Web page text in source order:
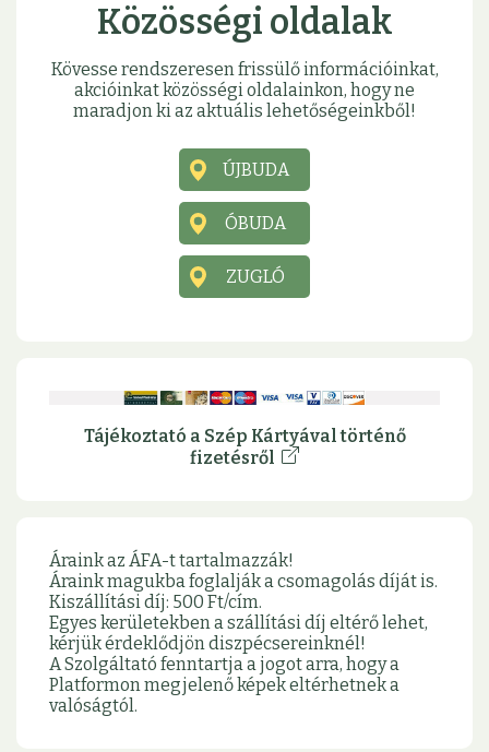
Közösségi oldalak
Kövesse rendszeresen frissülő információinkat,
akcióinkat közösségi oldalainkon, hogy ne
maradjon ki az aktuális lehetőségeinkből!
ÚJBUDA
ÓBUDA
ZUGLÓ
Tájékoztató a Szép Kártyával történő
fizetésről
Áraink az ÁFA-t tartalmazzák!
Áraink magukba foglalják a csomagolás díját is.
Kiszállítási díj: 500 Ft/cím.
Egyes kerületekben a szállítási díj eltérő lehet,
kérjük érdeklődjön diszpécsereinknél!
A Szolgáltató fenntartja a jogot arra, hogy a
Platformon megjelenő képek eltérhetnek a
valóságtól.